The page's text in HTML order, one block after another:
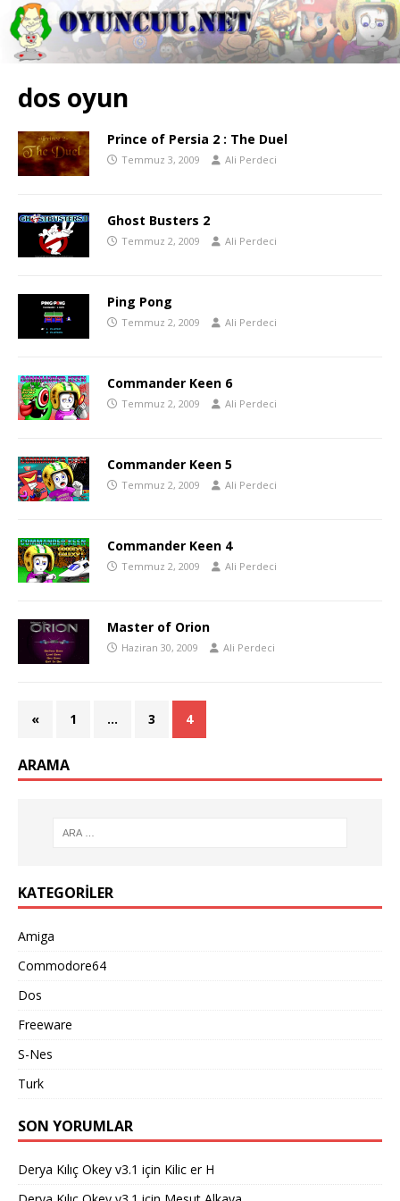
dos oyun
Prince of Persia 2 : The Duel
Temmuz 3, 2009 Ali Perdeci
Ghost Busters 2
Temmuz 2, 2009 Ali Perdeci
Ping Pong
Temmuz 2, 2009 Ali Perdeci
Commander Keen 6
Temmuz 2, 2009 Ali Perdeci
Commander Keen 5
Temmuz 2, 2009 Ali Perdeci
Commander Keen 4
Temmuz 2, 2009 Ali Perdeci
Master of Orion
Haziran 30, 2009 Ali Perdeci
« 1 … 3 4
ARAMA
KATEGORILER
Amiga
Commodore64
Dos
Freeware
S-Nes
Turk
SON YORUMLAR
Derya Kılıç Okey v3.1 için Kilic er H